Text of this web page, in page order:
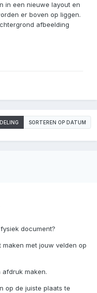
in een nieuwe layout en
er boven op liggen.
afbeelding
SORTEREN OP DATUM
document?
met jouw velden op
maken.
op de juiste plaats te